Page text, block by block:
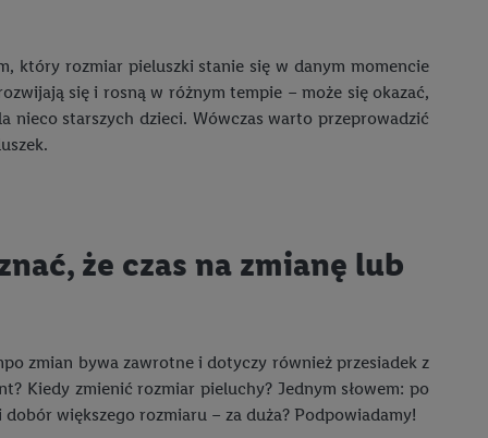
który rozmiar pieluszki stanie się w danym momencie
się i rosną w różnym tempie – może się okazać,
nieco starszych dzieci. Wówczas warto przeprowadzić
że czas na zmianę lub
zmian bywa zawrotne i dotyczy również przesiadek z
Kiedy zmienić rozmiar pieluchy? Jednym słowem: po
większego rozmiaru – za duża? Podpowiadamy!
istniejące konto
z jednym z wyżej
który możemy
rozpoznać
technologii Utiq w
adresu IP. Jeśli
użyciu adresu IP i
zostanie
z usług Lidl. W
usługach